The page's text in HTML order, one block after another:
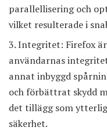
parallellisering och
vilket resulterade i
Integritet: Firefox
användarnas
annat inbyggd
och förbättrat skydd
det tillägg som
säkerhet.